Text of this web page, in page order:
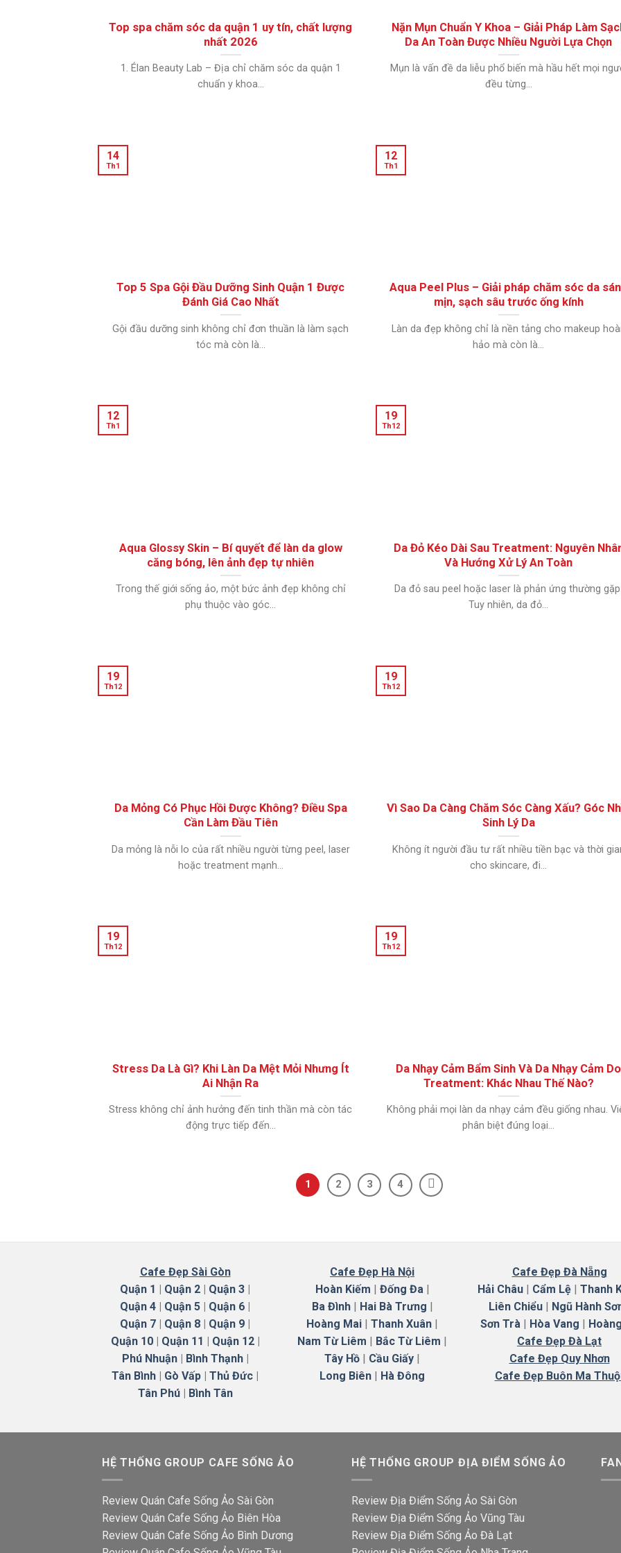
Top spa chăm sóc da quận 1 uy tín, chất lượng
nhất 2026
1. Élan Beauty Lab – Địa chỉ chăm sóc da quận 1
chuẩn y khoa...
Nặn Mụn Chuẩn Y Khoa – Giải Pháp Làm
Da An Toàn Được Nhiều Người Lựa Chọn
Mụn là vấn đề da liễu phổ biến mà hầu hết mọi
đều từng...
Top 5 Spa Gội Đầu Dưỡng Sinh Quận 1 Được
Đánh Giá Cao Nhất
Gội đầu dưỡng sinh không chỉ đơn thuần là làm sạch
tóc mà còn là...
14
Th1
Aqua Peel Plus – Giải pháp chăm sóc da
mịn, sạch sâu trước ống kính
Làn da đẹp không chỉ là nền tảng cho makeup
hảo mà còn là...
12
Th1
Aqua Glossy Skin – Bí quyết để làn da glow
căng bóng, lên ảnh đẹp tự nhiên
Trong thế giới sống ảo, một bức ảnh đẹp không chỉ
phụ thuộc vào góc...
12
Th1
Da Đỏ Kéo Dài Sau Treatment: Nguyên
Và Hướng Xử Lý An Toàn
Da đỏ sau peel hoặc laser là phản ứng thường
Tuy nhiên, da đỏ...
19
Th12
Da Mỏng Có Phục Hồi Được Không? Điều Spa
Cần Làm Đầu Tiên
Da mỏng là nỗi lo của rất nhiều người từng peel, laser
hoặc treatment mạnh...
19
Th12
Vì Sao Da Càng Chăm Sóc Càng Xấu? Góc
Sinh Lý Da
Không ít người đầu tư rất nhiều tiền bạc và thời
cho skincare, đi...
19
Th12
Stress Da Là Gì? Khi Làn Da Mệt Mỏi Nhưng Ít
Ai Nhận Ra
Stress không chỉ ảnh hưởng đến tinh thần mà còn tác
động trực tiếp đến...
19
Th12
Da Nhạy Cảm Bẩm Sinh Và Da Nhạy Cảm Do
Treatment: Khác Nhau Thế Nào?
Không phải mọi làn da nhạy cảm đều giống nhau.
phân biệt đúng loại...
19
Th12
1 2 3 4
Cafe Đẹp Sài Gòn
Quận 1 | Quận 2 | Quận 3 |
Quận 4 | Quận 5 | Quận 6 |
Quận 7 | Quận 8 | Quận 9 |
Quận 10| Quận 11 | Quận 12|
Phú Nhuận| Bình Thạnh|
Tân Bình | Gò Vấp | Thủ Đức |
Tân Phú| Bình Tân
Cafe Đẹp Hà Nội
Hoàn Kiếm | Đống Đa |
Ba Đình| Hai Bà Trưng |
Hoàng Mai | Thanh Xuân |
Nam Từ Liêm | Bắc Từ Liêm |
Tây Hồ | Cầu Giấy |
Long Biên | Hà Đông
Cafe Đẹp Đà Nẵng
Hải Châu| Cẩm Lệ| Thanh
Liên Chiểu | Ngũ Hành
Sơn Trà | Hòa Vang |
Cafe Đẹp Đà Lạt
Cafe Đẹp Quy Nhơn
Cafe Đẹp Buôn Ma
HỆ THỐNG GROUP CAFE SỐNG ẢO
Review Quán Cafe Sống Ảo Sài Gòn
Review Quán Cafe Sống Ảo Biên Hòa
Review Quán Cafe Sống Ảo Bình Dương
HỆ THỐNG GROUP ĐỊA ĐIỂM SỐNG ẢO
Review Địa Điểm Sống Ảo Sài Gòn
Review Địa Điểm Sống Ảo Vũng Tàu
Review Địa Điểm Sống Ảo Đà Lạt